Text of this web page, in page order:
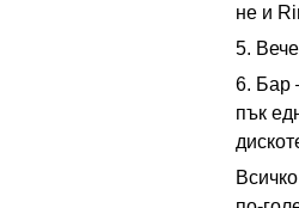
не и
5.
6. Бар
пък